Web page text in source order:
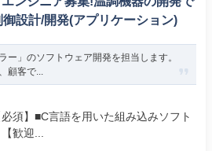
設計/開発(アプリケーション)
ー」のソフトウェア開発を担当します。
顧客で...
須】■C言語を用いた組み込みソフト
歓迎...